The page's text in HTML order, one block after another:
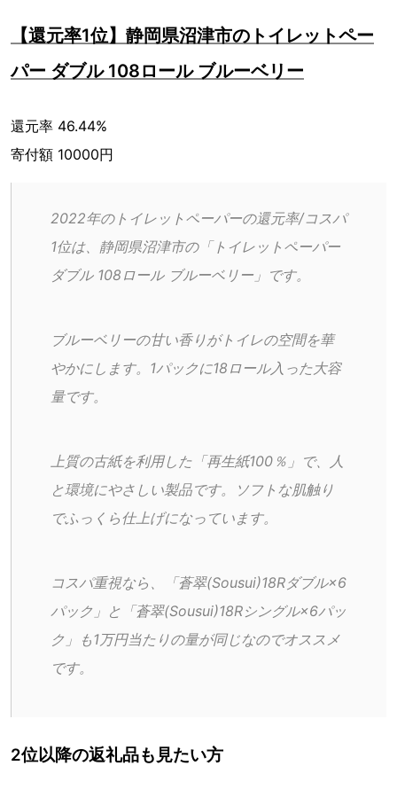
【還元率1位】静岡県沼津市のトイレットペー
パー ダブル 108ロール ブルーベリー
還元率 46.44%
寄付額 10000円
2022年のトイレットペーパーの還元率/コスパ
1位は、静岡県沼津市の「トイレットペーパー
ダブル 108ロール ブルーベリー」です。
ブルーベリーの甘い香りがトイレの空間を華
やかにします。1パックに18ロール入った大容
量です。
上質の古紙を利用した「再生紙100％」で、人
と環境にやさしい製品です。ソフトな肌触り
でふっくら仕上げになっています。
コスパ重視なら、「蒼翠(Sousui)18Rダブル×6
パック」と「蒼翠(Sousui)18Rシングル×6パッ
ク」も1万円当たりの量が同じなのでオススメ
です。
2位以降の返礼品も見たい方